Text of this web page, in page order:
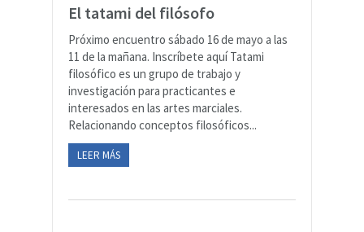
El tatami del filósofo
Próximo encuentro sábado 16 de mayo a las
11 de la mañana. Inscríbete aquí Tatami
filosófico es un grupo de trabajo y
investigación para practicantes e
interesados en las artes marciales.
Relacionando conceptos filosóficos...
LEER MÁS